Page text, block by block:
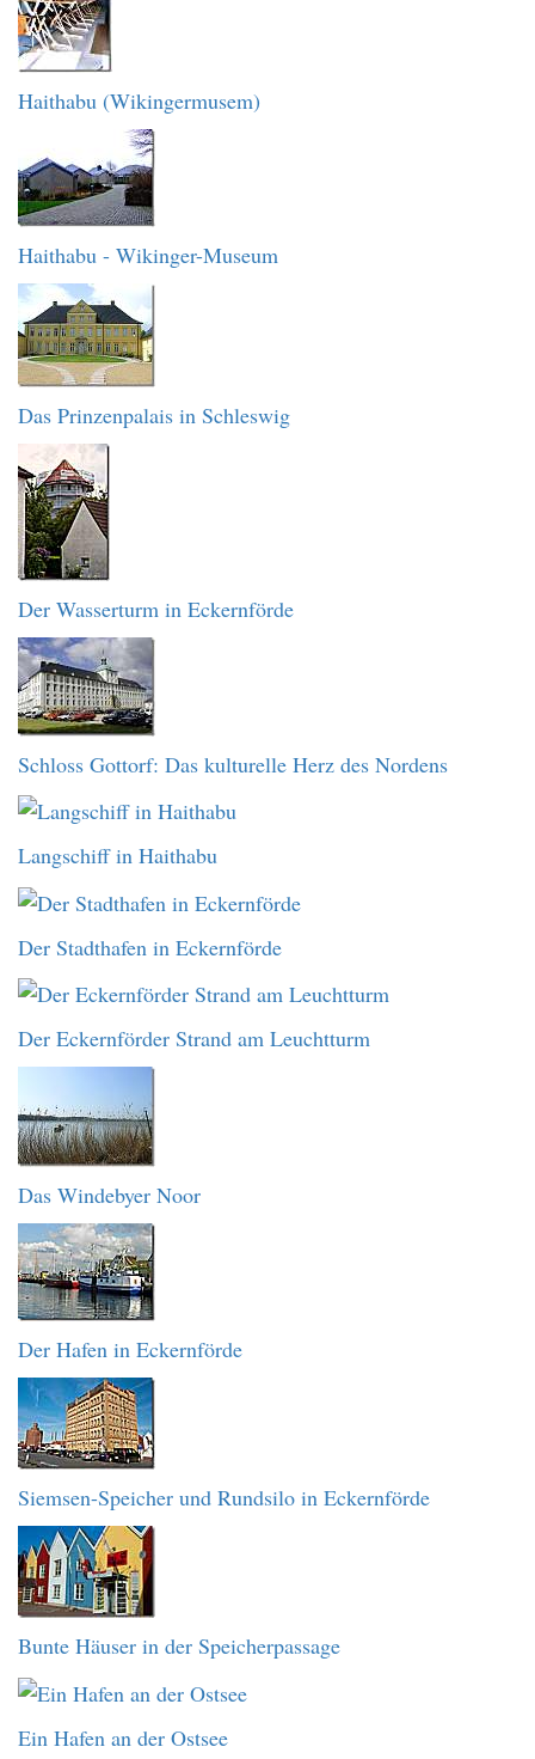
Haithabu (Wikingermusem)
Haithabu - Wikinger-Museum
Das Prinzenpalais in Schleswig
Der Wasserturm in Eckernförde
Schloss Gottorf: Das kulturelle Herz des Nordens
Langschiff in Haithabu
Der Stadthafen in Eckernförde
Der Eckernförder Strand am Leuchtturm
Das Windebyer Noor
Der Hafen in Eckernförde
Siemsen-Speicher und Rundsilo in Eckernförde
Bunte Häuser in der Speicherpassage
Ein Hafen an der Ostsee